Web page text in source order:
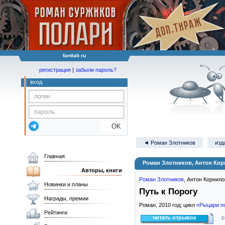
fantlab ru
регистрация | забыли пароль?
вход
OK
◄ Роман Злотников
Роман Злотников, Антон
Роман Злотников Антон
Путь к Порогу
Роман, 2010 год; цикл «Рыцари
читать отрывок
Главная
Авторы, книги
Новинки и планы
Награды, премии
Рейтинги